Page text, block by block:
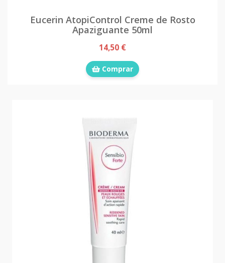
Eucerin AtopiControl Creme de Rosto
Apaziguante 50ml
14,50 €
Comprar